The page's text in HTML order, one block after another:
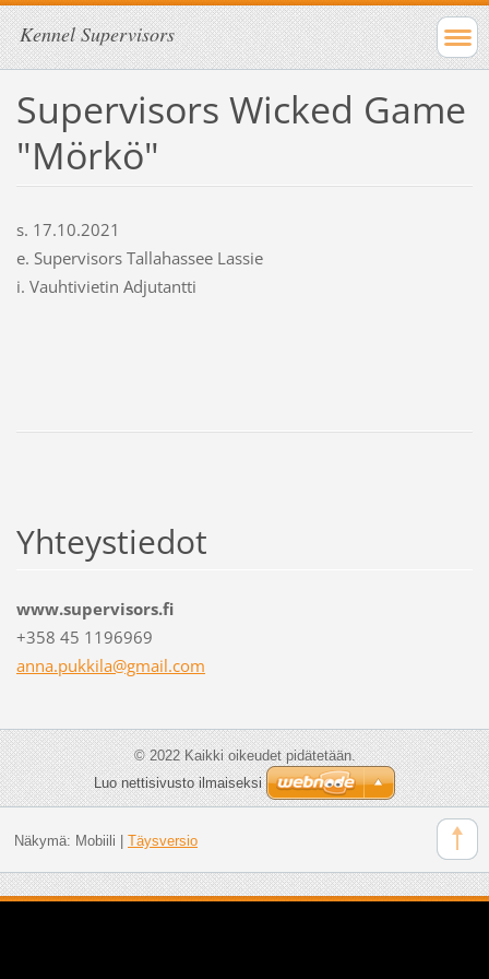
Kennel Supervisors
Supervisors Wicked Game
"Mörkö"
s. 17.10.2021
e. Supervisors Tallahassee Lassie
i. Vauhtivietin Adjutantti
Yhteystiedot
www.supervisors.fi
+358 45 1196969
anna.pukkila@gmail.com
© 2022 Kaikki oikeudet pidätetään.
Luo nettisivusto ilmaiseksi
Näkymä: Mobiili Täysversio